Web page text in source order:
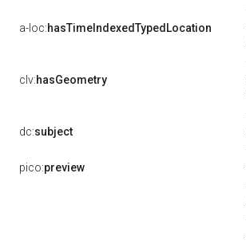
a-loc:hasTimeIndexedTypedLocation
clv:hasGeometry
dc:subject
pico:preview